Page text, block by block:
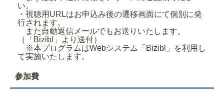
い。
・視聴用URLはお申込み後の遷移画面にて個別に発
行されます。
また自動返信メールでもお送りいたします。
（「Bizibl」より送付）
※本プログラムはWebシステム「Bizibl」を利用し
て実施いたします。
参加費